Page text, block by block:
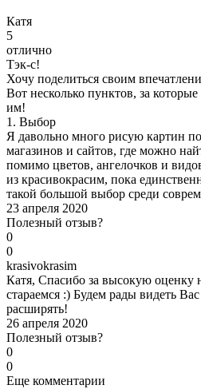
Катя
5
отлично
Тэк-с!
Хочу поделиться своим
Вот несколько пунктов, за
им!
1. Выбор
Я давольно много рисую картин
магазинов и сайтов, где можно
помимо цветов, ангелочков и
из красивокрасим, пока
такой большой выбор среди
23 апреля 2020
Полезный отзыв?
0
0
krasivokrasim
Катя, Спасибо за высокую
стараемся :) Будем рады видеть
расширять!
26 апреля 2020
Полезный отзыв?
0
0
Еще комментарии